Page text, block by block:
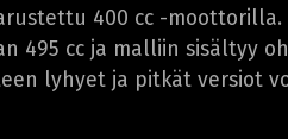
400 cc -moottorilla.
495 cc ja malliin sisältyy
lyhyet ja pitkät versiot